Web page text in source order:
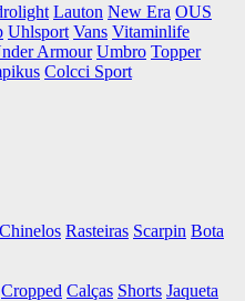
Lauton New Era OUS
Uhlsport Vans Vitaminlife
Armour Umbro Topper
Colcci Sport
Chinelos Rasteiras Scarpin Bota
Cropped Calças Shorts Jaqueta